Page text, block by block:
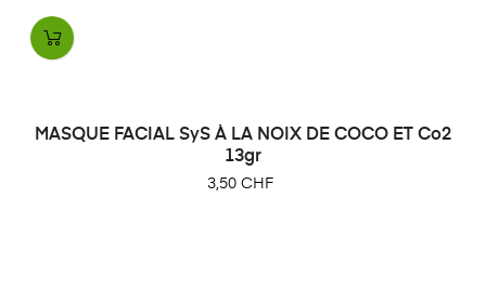
MASQUE FACIAL SyS À LA NOIX DE COCO ET Co2
13gr
Prix
3,50 CHF